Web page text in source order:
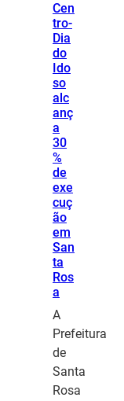
Cen
tro-
Dia
do
Ido
so
alc
anç
a
30
%
de
exe
cuç
ão
em
San
ta
Ros
a
A
Prefeitura
de
Santa
Rosa